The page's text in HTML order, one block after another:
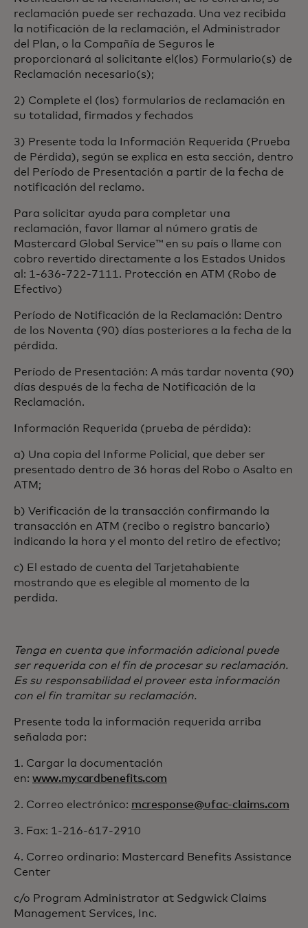
reclamación puede ser rechazada. Una vez recibida
la notificación de la reclamación, el Administrador
del Plan, o la Compañía de Seguros le
proporcionará al solicitante el(los) Formulario(s) de
Reclamación necesario(s);
2) Complete el (los) formularios de reclamación en
su totalidad, firmados y fechados
3) Presente toda la Información Requerida (Prueba
de Pérdida), según se explica en esta sección, dentro
del Período de Presentación a partir de la fecha de
notificación del reclamo.
Para solicitar ayuda para completar una
reclamación, favor llamar al número gratis de
Mastercard Global Service™ en su país o llame con
cobro revertido directamente a los Estados Unidos
al: 1-636-722-7111. Protección en ATM (Robo de
Efectivo)
Período de Notificación de la Reclamación: Dentro
de los Noventa (90) días posteriores a la fecha de la
pérdida.
Período de Presentación: A más tardar noventa (90)
días después de la fecha de Notificación de la
Reclamación.
Información Requerida (prueba de pérdida):
a) Una copia del Informe Policial, que deber ser
presentado dentro de 36 horas del Robo o Asalto en
ATM;
b) Verificación de la transacción confirmando la
transacción en ATM (recibo o registro bancario)
indicando la hora y el monto del retiro de efectivo;
c) El estado de cuenta del Tarjetahabiente
mostrando que es elegible al momento de la
perdida.
Tenga en cuenta que información adicional puede
ser requerida con el fin de procesar su reclamación.
Es su responsabilidad el proveer esta información
con el fin tramitar su reclamación.
Presente toda la información requerida arriba
señalada por:
1. Cargar la documentación
en: www.mycardbenefits.com
2. Correo electrónico: mcresponse@ufac-claims.com
3. Fax: 1-216-617-2910
4. Correo ordinario: Mastercard Benefits Assistance
Center
c/o Program Administrator at Sedgwick Claims
Management Services, Inc.